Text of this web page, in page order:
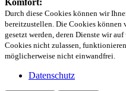
Komfort:
Durch diese Cookies können wir
bereitzustellen. Die Cookies können
gesetzt werden, deren Dienste wir
Cookies nicht zulassen,
möglicherweise nicht einwandfrei.
Datenschutz